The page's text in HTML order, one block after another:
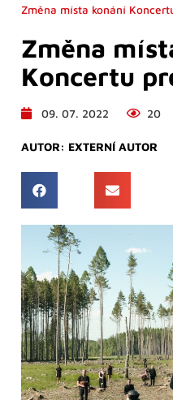
Změna místa konání
Změna
Koncertu
09. 07. 2022 20
AUTOR: EXTERNÍ AUTOR